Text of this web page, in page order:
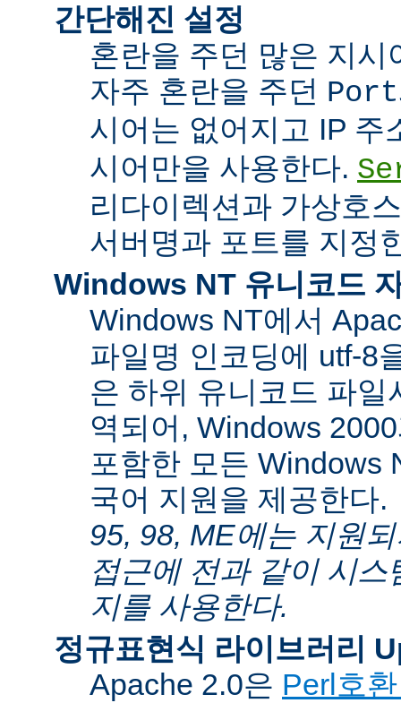
간단해진 설정
혼란을 주던 많은 지시
자주 혼란을 주던 Port
시어는 없어지고 IP 주
시어만을 사용한다.
리다이렉션과 가상호
서버명과 포트를 지정
Windows NT 유니코드
Windows NT에서
파일명 인코딩에 utf-8
은 하위 유니코드 파일
역되어, Windows
포함한 모든 Windows
국어 지원을 제공한다.
95, 98, ME에는 지원
접근에 전과 같이 시
지를 사용한다.
정규표현식 라이브러리
Apache 2.0은 Perl호